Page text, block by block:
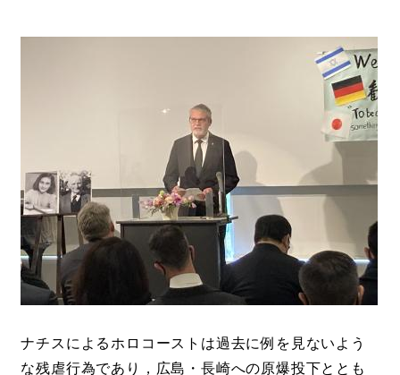
ナチスによるホロコーストは過去に例を見ないよう
な残虐行為であり，広島・長崎への原爆投下ととも